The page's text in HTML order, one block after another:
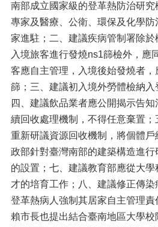
南部成立國家級的登革熱防治研
專家及醫療、公衛、環保及化學
家進駐；二、建議疾病管制署除
入境旅客進行發燒ns1篩檢外，應
客應自主管理，入境後始發燒者
篩；三、建議初入境外勞體檢納入
四、建議飲品業者應公開揭示告
續回收處理機制，不得任意棄置
重新研議資源回收機制，將個體
政部針對臺灣南部的建築構造進
的設置；七、建議教育部應從大學
才的培育工作；八、建議修正傳
登革熱病人強制其居家自主管理責
賴市長也提出結合臺南地區大學